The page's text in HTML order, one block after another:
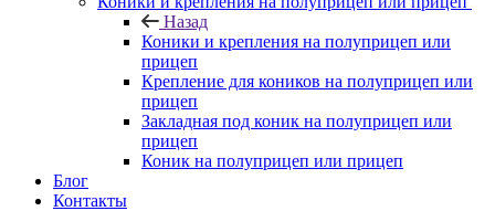
Назад
Коники и крепления на полуприцеп или
прицеп
Крепление для коников на полуприцеп или
прицеп
Закладная под коник на полуприцеп или
прицеп
Коник на полуприцеп или прицеп
Блог
Контакты